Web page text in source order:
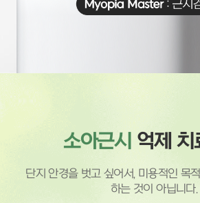
소아근시 억제 치
단지 안경을 벗고 싶어서, 미용적인 목
하는 것이 아닙니다.